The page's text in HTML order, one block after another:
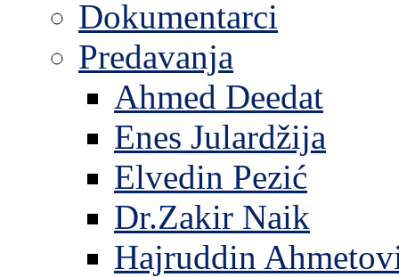
Dokumentarci
Predavanja
Ahmed Deedat
Enes Julardžija
Elvedin Pezić
Dr.Zakir Naik
Hajruddin